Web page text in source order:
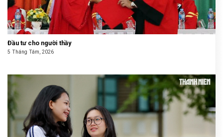
Đầu tư cho người thầy
5 Tháng Tám, 2026